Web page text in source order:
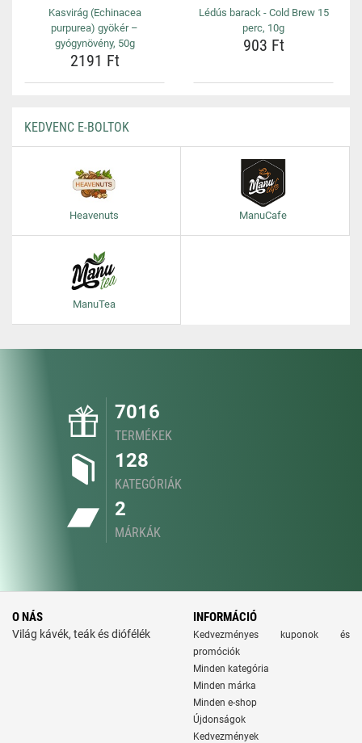
Kasvirág (Echinacea
purpurea) gyökér –
gyógynövény, 50g
2191 Ft
Lédús barack - Cold Brew 15
perc, 10g
903 Ft
KEDVENC E-BOLTOK
Heavenuts ManuCafe
ManuTea
7016
TERMÉKEK
128
KATEGÓRIÁK
2
MÁRKÁK
O NÁS
Világ kávék, teák és diófélék
INFORMÁCIÓ
Kedvezményes kuponok és
promóciók
Minden kategória
Minden márka
Minden e-shop
Újdonságok
Kedvezmények